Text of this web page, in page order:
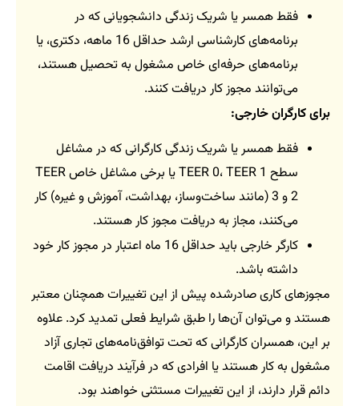
فقط همسر یا شریک زندگی دانشجویانی که در
برنامه‌های کارشناسی ارشد حداقل 16 ماهه، دکتری، یا
برنامه‌های حرفه‌ای خاص مشغول به تحصیل هستند،
می‌توانند مجوز کار دریافت کنند.
برای کارگران خارجی:
فقط همسر یا شریک زندگی کارگرانی که در مشاغل
سطح TEER 0، TEER 1 یا برخی مشاغل خاص TEER
2 و 3 (مانند ساخت‌وساز، بهداشت، آموزش و غیره) کار
می‌کنند، مجاز به دریافت مجوز کار هستند.
کارگر خارجی باید حداقل 16 ماه اعتبار در مجوز کار خود
داشته باشد.
مجوزهای کاری صادرشده پیش از این تغییرات همچنان معتبر
هستند و می‌توان آن‌ها را طبق شرایط فعلی تمدید کرد. علاوه
بر این، همسران کارگرانی که تحت توافق‌نامه‌های تجاری آزاد
مشغول به کار هستند یا افرادی که در فرآیند دریافت اقامت
دائم قرار دارند، از این تغییرات مستثنی خواهند بود.